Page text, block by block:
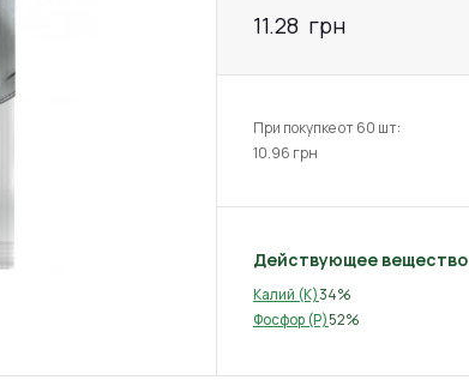
11.28 грн
При покупке от 60 шт:
10.96 грн
Действующее вещество
Калий (K)34%
Фосфор (P) 52%